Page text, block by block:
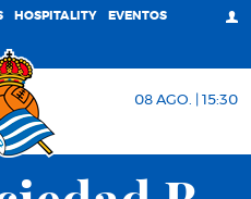
HOSPITALITY EVENTOS
08 AGO. | 15:30